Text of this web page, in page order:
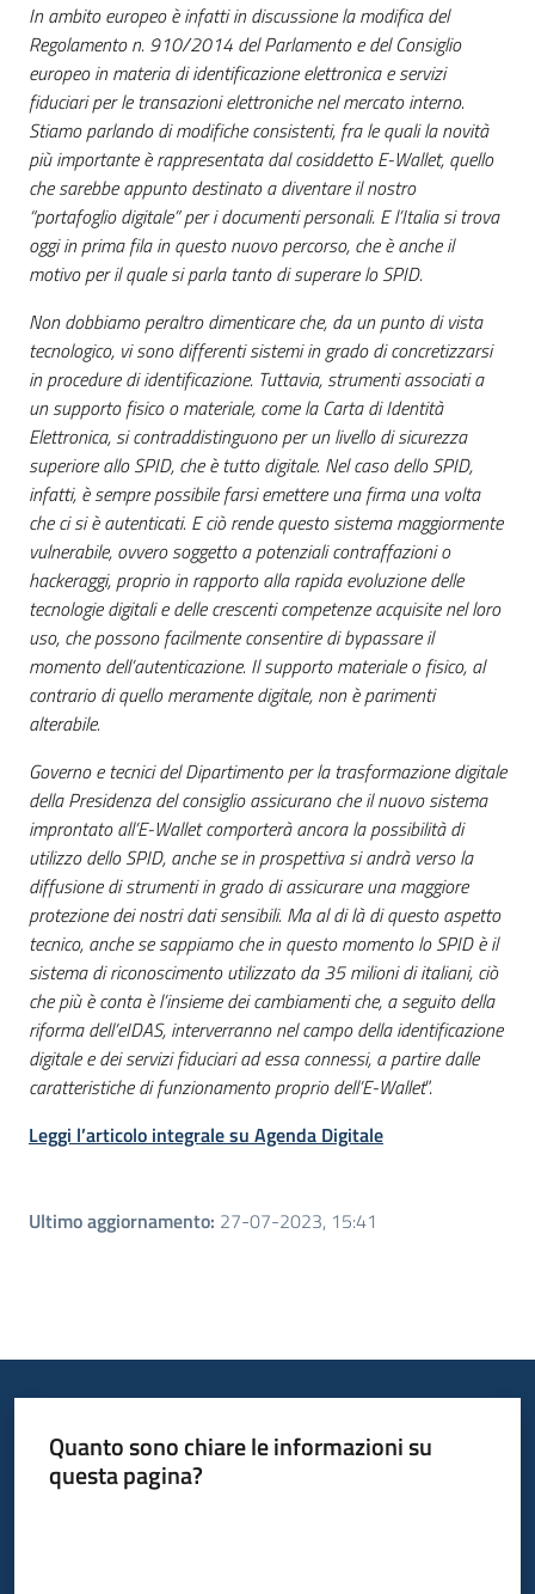
In ambito europeo è infatti in discussione la modifica del
Regolamento n. 910/2014 del Parlamento e del Consiglio
europeo in materia di identificazione elettronica e servizi
fiduciari per le transazioni elettroniche nel mercato interno.
Stiamo parlando di modifiche consistenti, fra le quali la novità
più importante è rappresentata dal cosiddetto E-Wallet, quello
che sarebbe appunto destinato a diventare il nostro
“portafoglio digitale” per i documenti personali. E l’Italia si trova
oggi in prima fila in questo nuovo percorso, che è anche il
motivo per il quale si parla tanto di superare lo SPID.
Non dobbiamo peraltro dimenticare che, da un punto di vista
tecnologico, vi sono differenti sistemi in grado di concretizzarsi
in procedure di identificazione. Tuttavia, strumenti associati a
un supporto fisico o materiale, come la Carta di Identità
Elettronica, si contraddistinguono per un livello di sicurezza
superiore allo SPID, che è tutto digitale. Nel caso dello SPID,
infatti, è sempre possibile farsi emettere una firma una volta
che ci si è autenticati. E ciò rende questo sistema maggiormente
vulnerabile, ovvero soggetto a potenziali contraffazioni o
hackeraggi, proprio in rapporto alla rapida evoluzione delle
tecnologie digitali e delle crescenti competenze acquisite nel loro
uso, che possono facilmente consentire di bypassare il
momento dell’autenticazione. Il supporto materiale o fisico, al
contrario di quello meramente digitale, non è parimenti
alterabile.
Governo e tecnici del Dipartimento per la trasformazione digitale
della Presidenza del consiglio assicurano che il nuovo sistema
improntato all’E-Wallet comporterà ancora la possibilità di
utilizzo dello SPID, anche se in prospettiva si andrà verso la
diffusione di strumenti in grado di assicurare una maggiore
protezione dei nostri dati sensibili. Ma al di là di questo aspetto
tecnico, anche se sappiamo che in questo momento lo SPID è il
sistema di riconoscimento utilizzato da 35 milioni di italiani, ciò
che più è conta è l’insieme dei cambiamenti che, a seguito della
riforma dell’eIDAS, interverranno nel campo della identificazione
digitale e dei servizi fiduciari ad essa connessi, a partire dalle
caratteristiche di funzionamento proprio dell’E-Wallet”.
Leggi l’articolo integrale su Agenda Digitale
Ultimo aggiornamento: 27-07-2023, 15:41
Quanto sono chiare le informazioni su
questa pagina?